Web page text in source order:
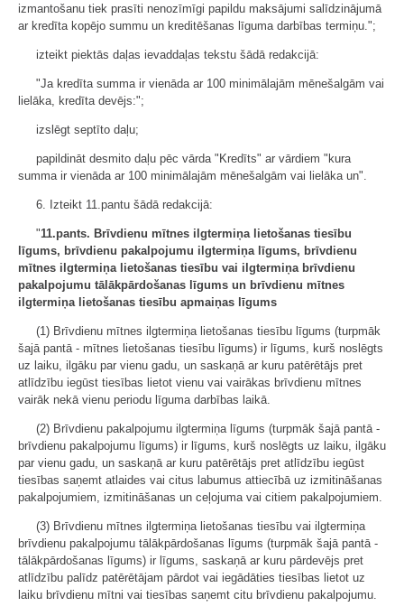
izmantošanu tiek prasīti nenozīmīgi papildu maksājumi salīdzinājumā
ar kredīta kopējo summu un kreditēšanas līguma darbības termiņu.";
izteikt piektās daļas ievaddaļas tekstu šādā redakcijā:
"Ja kredīta summa ir vienāda ar 100 minimālajām mēnešalgām vai
lielāka, kredīta devējs:";
izslēgt septīto daļu;
papildināt desmito daļu pēc vārda "Kredīts" ar vārdiem "kura
summa ir vienāda ar 100 minimālajām mēnešalgām vai lielāka un".
6. Izteikt 11.pantu šādā redakcijā:
"11.pants. Brīvdienu mītnes ilgtermiņa lietošanas tiesību
līgums, brīvdienu pakalpojumu ilgtermiņa līgums, brīvdienu
mītnes ilgtermiņa lietošanas tiesību vai ilgtermiņa brīvdienu
pakalpojumu tālākpārdošanas līgums un brīvdienu mītnes
ilgtermiņa lietošanas tiesību apmaiņas līgums
(1) Brīvdienu mītnes ilgtermiņa lietošanas tiesību līgums (turpmāk
šajā pantā - mītnes lietošanas tiesību līgums) ir līgums, kurš noslēgts
uz laiku, ilgāku par vienu gadu, un saskaņā ar kuru patērētājs pret
atlīdzību iegūst tiesības lietot vienu vai vairākas brīvdienu mītnes
vairāk nekā vienu periodu līguma darbības laikā.
(2) Brīvdienu pakalpojumu ilgtermiņa līgums (turpmāk šajā pantā -
brīvdienu pakalpojumu līgums) ir līgums, kurš noslēgts uz laiku, ilgāku
par vienu gadu, un saskaņā ar kuru patērētājs pret atlīdzību iegūst
tiesības saņemt atlaides vai citus labumus attiecībā uz izmitināšanas
pakalpojumiem, izmitināšanas un ceļojuma vai citiem pakalpojumiem.
(3) Brīvdienu mītnes ilgtermiņa lietošanas tiesību vai ilgtermiņa
brīvdienu pakalpojumu tālākpārdošanas līgums (turpmāk šajā pantā -
tālākpārdošanas līgums) ir līgums, saskaņā ar kuru pārdevējs pret
atlīdzību palīdz patērētājam pārdot vai iegādāties tiesības lietot uz
laiku brīvdienu mītni vai tiesības saņemt citu brīvdienu pakalpojumu.